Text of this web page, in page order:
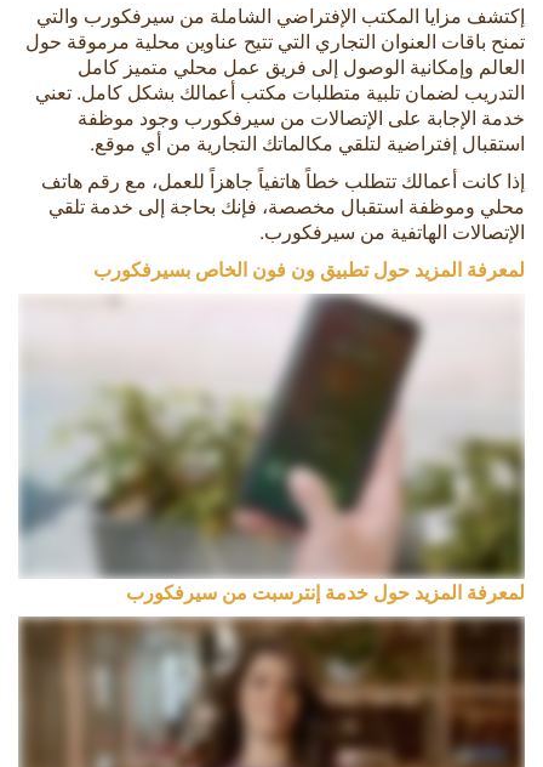
إكتشف مزايا المكتب الإفتراضي الشاملة من سيرفكورب والتي
تمنح باقات العنوان التجاري التي تتيح عناوين محلية مرموقة حول
العالم وإمكانية الوصول إلى فريق عمل محلي متميز كامل
التدريب لضمان تلبية متطلبات مكتب أعمالك بشكل كامل. تعني
خدمة الإجابة على الإتصالات من سيرفكورب وجود موظفة
استقبال إفتراضية لتلقي مكالماتك التجارية من أي موقع.
إذا كانت أعمالك تتطلب خطاً هاتفياً جاهزاً للعمل، مع رقم هاتف
محلي وموظفة استقبال مخصصة، فإنك بحاجة إلى خدمة تلقي
الإتصالات الهاتفية من سيرفكورب.
لمعرفة المزيد حول تطبيق ون فون الخاص بسيرفكورب
لمعرفة المزيد حول خدمة إنترسبت من سيرفكورب